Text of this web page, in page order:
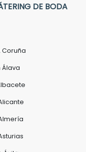
DE BODA
Coruña